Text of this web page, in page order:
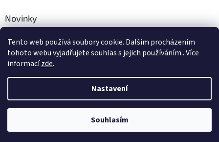
Tento web používá soubory cookie. Dalším procházením
tohoto webu vyjadřujete souhlas s jejich používáním.. Více
informacízde.
Nastavení
Souhlasím
Novinky
30.8.2018
Vytvořil Shoptet
Creativ. Všechna práva vyhrazena.